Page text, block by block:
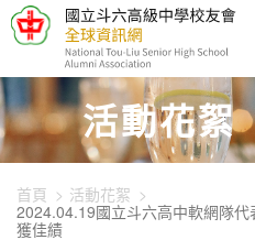
448-3801
活動花絮
首頁
活動花絮
2024.04.19國立斗六高中軟網隊
獲佳績